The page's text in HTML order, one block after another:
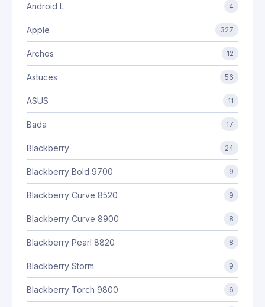
Android L 4
Apple 327
Archos 12
Astuces 56
ASUS 11
Bada 17
Blackberry 24
Blackberry Bold 9700 9
Blackberry Curve 8520 9
Blackberry Curve 8900 8
Blackberry Pearl 8820 8
Blackberry Storm 9
Blackberry Torch 9800 6